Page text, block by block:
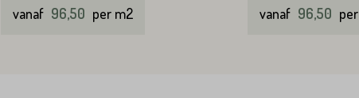
vanaf 96,50 per m2 vanaf 96,50